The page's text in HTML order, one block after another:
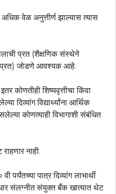
अधिक वेळ अनुत्तीर्ण झाल्यास त्यास
प्रत (शैक्षणिक संस्थेने
जोडणे आवश्यक आहे.
कोणतीही शिष्यवृत्तीचा किंवा
दिव्यांग विद्यार्थ्यांना आर्थिक
कोणत्याही विभागाशी संबंधित
नाही.
पर्यंतच्या पात्र दिव्यांग लाभार्थी
संलग्नीत संयुक्त बँक खात्यात थेट